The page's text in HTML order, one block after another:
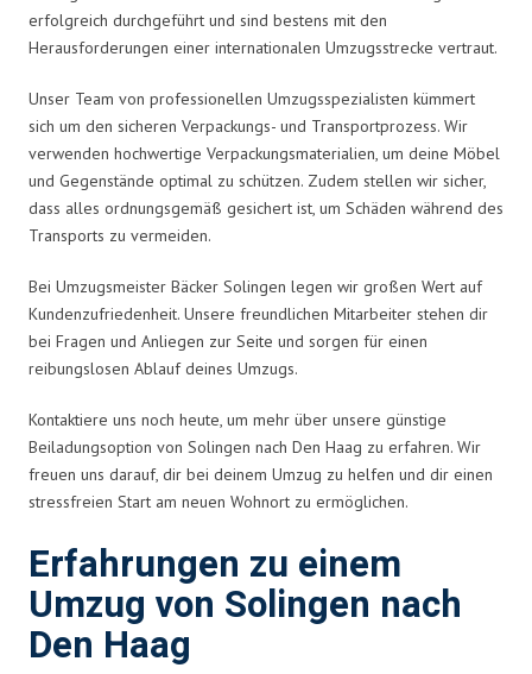
erfolgreich durchgeführt und sind bestens mit den
Herausforderungen einer internationalen Umzugsstrecke vertraut.
Unser Team von professionellen Umzugsspezialisten kümmert
sich um den sicheren Verpackungs- und Transportprozess. Wir
verwenden hochwertige Verpackungsmaterialien, um deine Möbel
und Gegenstände optimal zu schützen. Zudem stellen wir sicher,
dass alles ordnungsgemäß gesichert ist, um Schäden während des
Transports zu vermeiden.
Bei Umzugsmeister Bäcker Solingen legen wir großen Wert auf
Kundenzufriedenheit. Unsere freundlichen Mitarbeiter stehen dir
bei Fragen und Anliegen zur Seite und sorgen für einen
reibungslosen Ablauf deines Umzugs.
Kontaktiere uns noch heute, um mehr über unsere günstige
Beiladungsoption von Solingen nach Den Haag zu erfahren. Wir
freuen uns darauf, dir bei deinem Umzug zu helfen und dir einen
stressfreien Start am neuen Wohnort zu ermöglichen.
Erfahrungen zu einem
Umzug von Solingen nach
Den Haag